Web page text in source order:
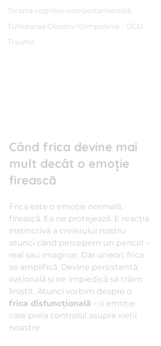
Terapia cognitiv-comportamentală
Tulburarea Obsesiv-Compulsivă - OCD
Traumă
Când frica devine mai
mult decât o emoție
firească
Frica este o emoție normală,
firească. Ea ne protejează. E reacția
instinctivă a creierului nostru
atunci când percepem un pericol –
real sau imaginar. Dar uneori, frica
se amplifică. Devine persistentă,
irațională și ne împiedică să trăim
liniștit. Atunci vorbim despre o
frica disfuncțională – o emoție
care preia controlul asupra vieții
noastre.